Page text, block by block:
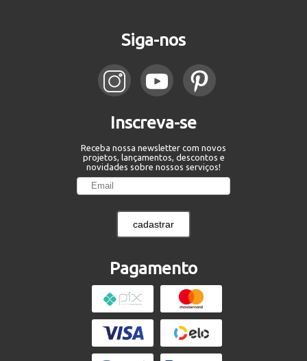
Siga-nos
Inscreva-se
Receba nossa newsletter com novos
projetos, lançamentos, descontos e
novidades sobre nossos serviços!
cadastrar
Pagamento